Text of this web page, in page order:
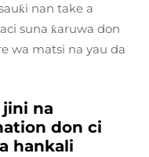
nan take a
suna ƙaruwa don
wa matsi na yau da
na
don ci
hankali